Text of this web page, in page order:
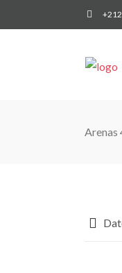
Arenas